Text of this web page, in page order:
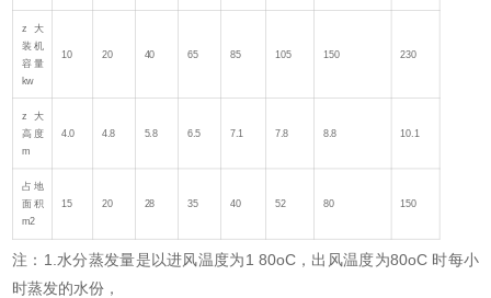
z大
装机
容量
kw
10 20 40 65 85 105 150 230
z大
高度
m
4.0 4.8 5.8 6.5 7.1 7.8 8.8 10.1
占地
面积
m2
15 20 28 35 40 52 80 150
注：1.水分蒸发量是以进风温度为1 80oC，出风温度为80oC 时每小
时蒸发的水份，